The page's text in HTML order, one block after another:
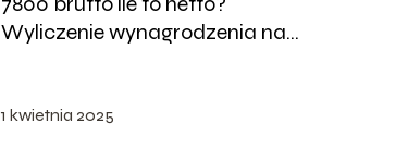
Wyliczenie wynagrodzenia na
1 kwietnia 2025